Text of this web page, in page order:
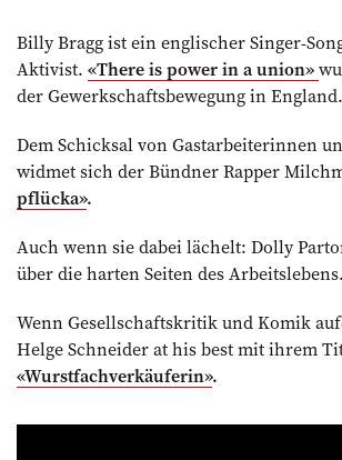
Billy Bragg ist ein englischer Singer-
Aktivist. «There is power in a union»
der Gewerkschaftsbewegung in England.
Dem Schicksal von Gastarbeiterinnen
widmet sich der Bündner Rapper
pflücka».
Auch wenn sie dabei lächelt: Dolly
über die harten Seiten des Arbeitslebens.
Wenn Gesellschaftskritik und Komik
Helge Schneider at his best mit ihrem
«Wurstfachverkäuferin».